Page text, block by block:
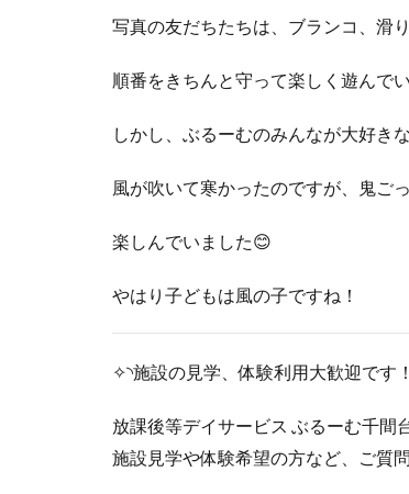
写真の友だちたちは、ブランコ、滑
順番をきちんと守って楽しく遊んで
しかし、ぶるーむのみんなが大好き
風が吹いて寒かったのですが、鬼ご
楽しんでいました😊
やはり子どもは風の子ですね！
✧◝施設の見学、体験利用大歓迎です
放課後等デイサービス ぶるーむ千間
施設見学や体験希望の方など、ご質